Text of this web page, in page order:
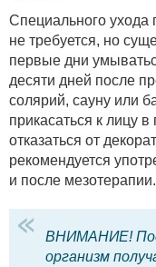
Специального ухода
не требуется, но
первые дни
десяти дней после
солярий, сауну или
прикасаться к лицу
отказаться от
рекомендуется
и после мезотерапии.
ВНИМАНИЕ!
организм